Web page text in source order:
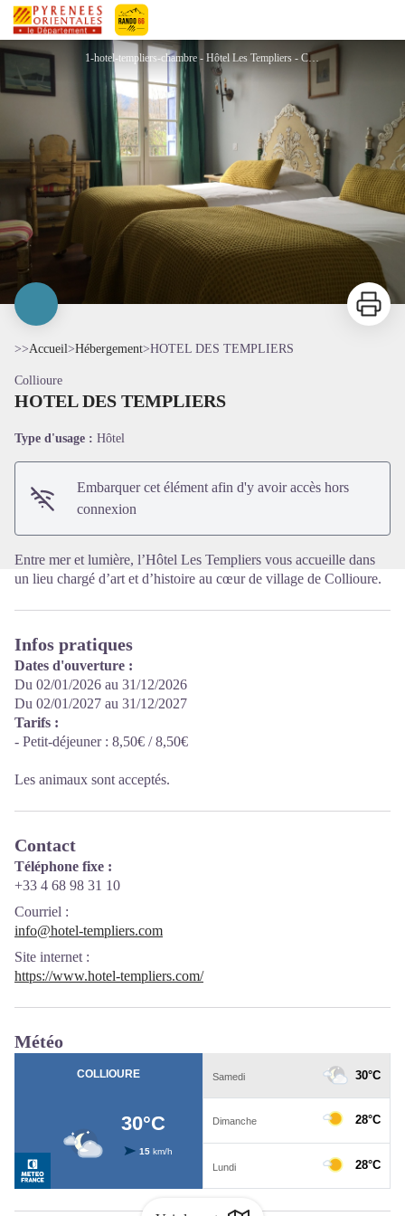
Pyrénées-Orientales Le Département
HOTEL DES TEMPLIERS
1-hotel-templiers-chambre - Hôtel Les Templiers - Collioure
Imprimer
>>Accueil>Hébergement>HOTEL DES TEMPLIERS
Collioure
HOTEL DES TEMPLIERS
Type d'usage : Hôtel
Embarquer cet élément afin d'y avoir accès hors
connexion
Entre mer et lumière, l’Hôtel Les Templiers vous accueille dans
un lieu chargé d’art et d’histoire au cœur de village de Collioure.
Infos pratiques
Dates d'ouverture :
Du 02/01/2026 au 31/12/2026
Du 02/01/2027 au 31/12/2027
Tarifs :
- Petit-déjeuner : 8,50€ / 8,50€
Les animaux sont acceptés.
Contact
Téléphone fixe :
+33 4 68 98 31 10
Courriel :
info@hotel-templiers.com
Site internet :
https://www.hotel-templiers.com/
Météo